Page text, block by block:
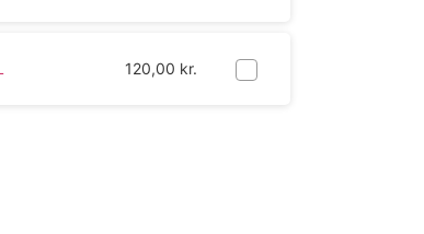
120,00 kr.